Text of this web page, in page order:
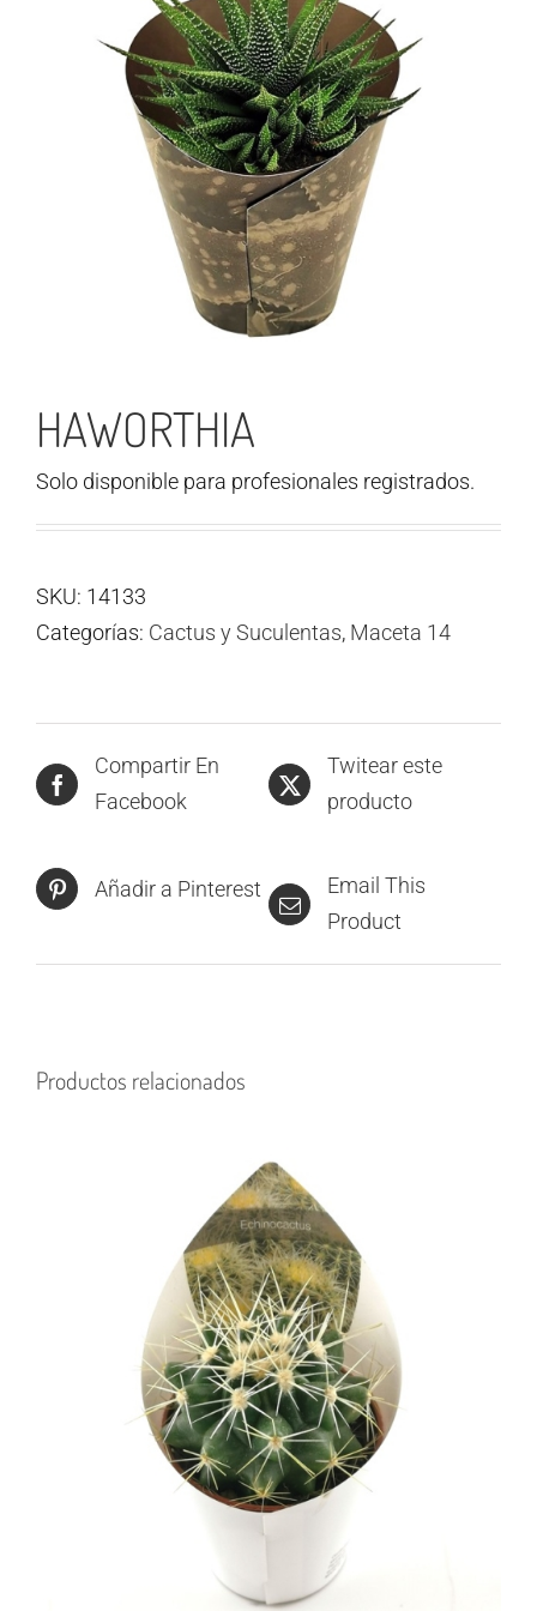
HAWORTHIA
Solo disponible para profesionales registrados.
SKU: 14133
Categorías: Cactus y Suculentas, Maceta 14
Compartir En
Facebook
Twitear este
producto
Añadir a Pinterest
Email This
Product
Productos relacionados